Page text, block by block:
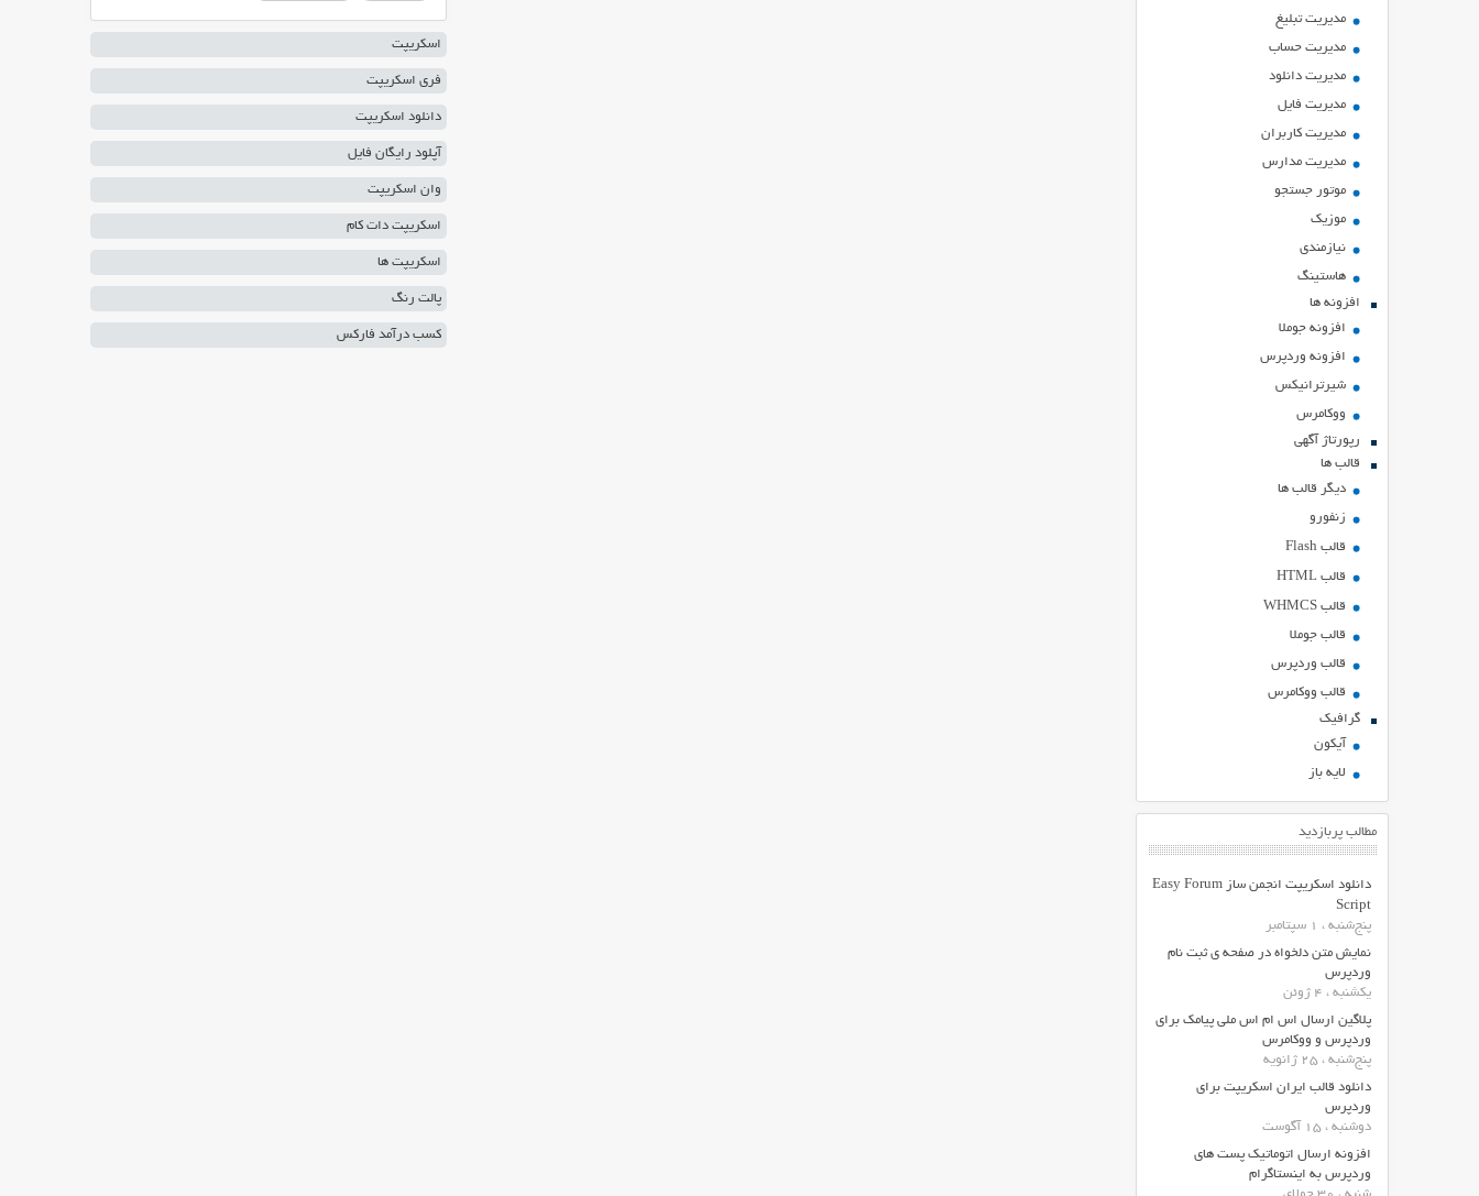
مدیریت تبلیغ
مدیریت حساب
مدیریت دانلود
مدیریت فایل
مدیریت کاربران
مدیریت مدارس
موتور جستجو
موزیک
نیازمندی
هاستينگ
افزونه ها
افزونه جوملا
افزونه وردپرس
شیرترانیکس
ووکامرس
رپورتاژ آگهی
قالب ها
دیگر قالب ها
زنفورو
قالب Flash
قالب HTML
قالب WHMCS
قالب جوملا
قالب وردپرس
قالب ووکامرس
گرافیک
آیکون
لایه باز
مطالب پربازدید
دانلود اسکریپت انجمن ساز Easy Forum
Script
پنج‌شنبه ، 1 سپتامبر
نمایش متن دلخواه در صفحه ی ثبت نام
وردپرس
یکشنبه ، 4 ژوئن
پلاگین ارسال اس ام اس ملی پیامک برای
وردپرس و ووکامرس
پنج‌شنبه ، 25 ژانویه
دانلود قالب ایران اسکریپت برای
وردپرس
دوشنبه ، 15 آگوست
افزونه ارسال اتوماتیک پست های
وردپرس به اینستاگرام
اسکریپت
فری اسکریپت
دانلود اسکریپت
آپلود رایگان فایل
وان اسکریپت
اسکریپت دات کام
اسکریپت ها
پالت رنگ
کسب درآمد فارکس